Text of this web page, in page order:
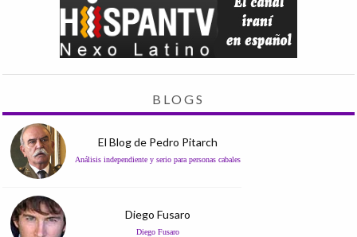
BLOGS
El Blog de Pedro Pitarch
Análisis independiente y serio para personas cabales
Diego Fusaro
Diego Fusaro